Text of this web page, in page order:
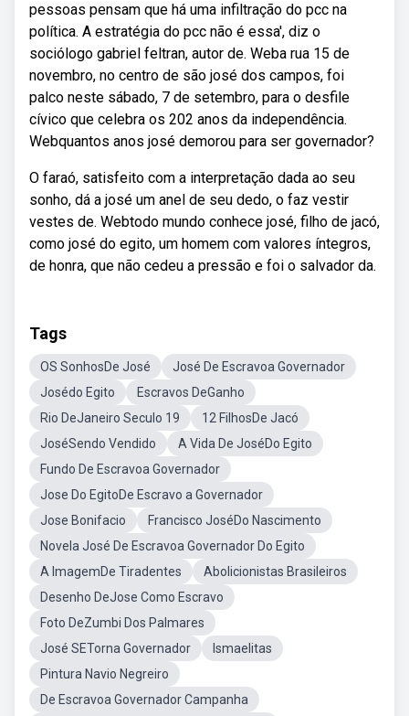
pessoas pensam que há uma infiltração do pcc na
política. A estratégia do pcc não é essa', diz o
sociólogo gabriel feltran, autor de. Weba rua 15 de
novembro, no centro de são josé dos campos, foi
palco neste sábado, 7 de setembro, para o desfile
cívico que celebra os 202 anos da independência.
Webquantos anos josé demorou para ser governador?
O faraó, satisfeito com a interpretação dada ao seu
sonho, dá a josé um anel de seu dedo, o faz vestir
vestes de. Webtodo mundo conhece josé, filho de jacó,
como josé do egito, um homem com valores íntegros,
de honra, que não cedeu a pressão e foi o salvador da.
Tags
OS SonhosDe José
José De Escravoa Governador
Josédo Egito
Escravos DeGanho
Rio DeJaneiro Seculo 19
12 FilhosDe Jacó
JoséSendo Vendido
A Vida De JoséDo Egito
Fundo De Escravoa Governador
Jose Do EgitoDe Escravo a Governador
Jose Bonifacio
Francisco JoséDo Nascimento
Novela José De Escravoa Governador Do Egito
A ImagemDe Tiradentes
Abolicionistas Brasileiros
Desenho DeJose Como Escravo
Foto DeZumbi Dos Palmares
José SETorna Governador
Ismaelitas
Pintura Navio Negreiro
De Escravoa Governador Campanha